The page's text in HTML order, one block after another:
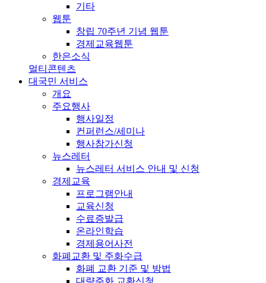
기타
웹툰
창립 70주년 기념 웹툰
경제교육웹툰
한은소식
멀티콘텐츠
대국민 서비스
개요
주요행사
행사일정
컨퍼런스/세미나
행사참가신청
뉴스레터
뉴스레터 서비스 안내 및 신청
경제교육
프로그램안내
교육신청
수료증발급
온라인학습
경제용어사전
화폐교환 및 주화수급
화폐 교환 기준 및 방법
대량주화 교환신청